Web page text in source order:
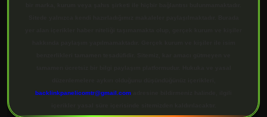
backlinkpanelicomtr@gmail.com